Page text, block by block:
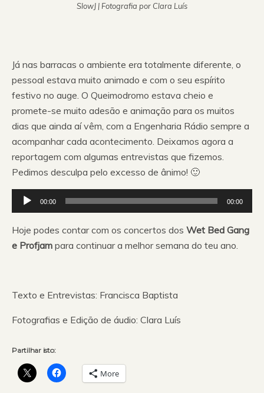
SlowJ | Fotografia por Clara Luís
Já nas barracas o ambiente era totalmente diferente, o
pessoal estava muito animado e com o seu espírito
festivo no auge. O Queimodromo estava cheio e
promete-se muito adesão e animação para os muitos
dias que ainda aí vêm, com a Engenharia Rádio sempre a
acompanhar cada acontecimento. Deixamos agora a
reportagem com algumas entrevistas que fizemos.
Pedimos desculpa pelo excesso de ânimo! 🙂
Reprodutor
de
áudio
00:00 00:00
Hoje podes contar com os concertos dos Wet Bed Gang
e Profjam para continuar a melhor semana do teu ano.
Texto e Entrevistas: Francisca Baptista
Fotografias e Edição de áudio: Clara Luís
Partilhar isto:
More